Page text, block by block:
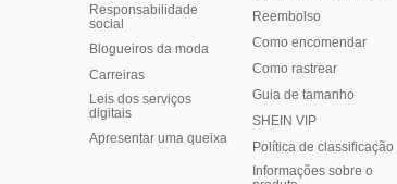
Responsabilidade
social
Blogueiros da moda
Carreiras
Leis dos serviços
digitais
Apresentar uma queixa
Reembolso
Como encomendar
Como rastrear
Guia de tamanho
SHEIN VIP
Política de classificação
​Informações sobre o